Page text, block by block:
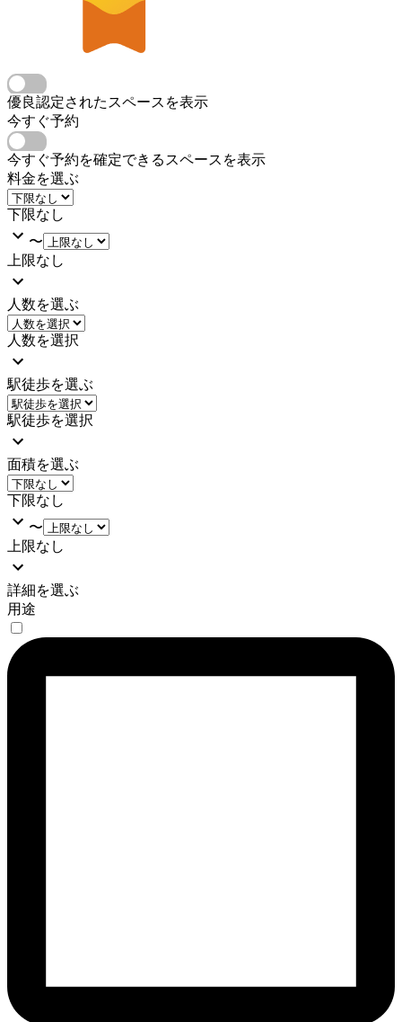
優良認定されたスペースを表示
今すぐ予約
今すぐ予約を確定できるスペースを表示
料金を選ぶ
下限なし
〜
上限なし
人数を選ぶ
人数を選択
駅徒歩を選ぶ
駅徒歩を選択
面積を選ぶ
下限なし
〜
上限なし
詳細を選ぶ
用途